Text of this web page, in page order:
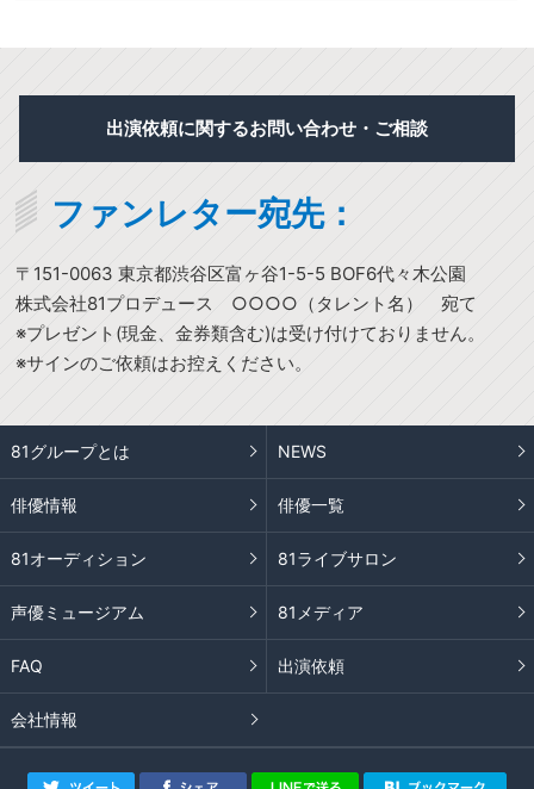
出演依頼に関するお問い合わせ・ご相談
ファンレター宛先：
〒151-0063 東京都渋谷区富ヶ谷1-5-5 BOF6代々木公園
株式会社81プロデュース ○○○○（タレント名） 宛て
※プレゼント(現金、金券類含む)は受け付けておりません。
※サインのご依頼はお控えください。
81グループとは NEWS
俳優情報 俳優一覧
81オーディション 81ライブサロン
声優ミュージアム 81メディア
FAQ 出演依頼
会社情報